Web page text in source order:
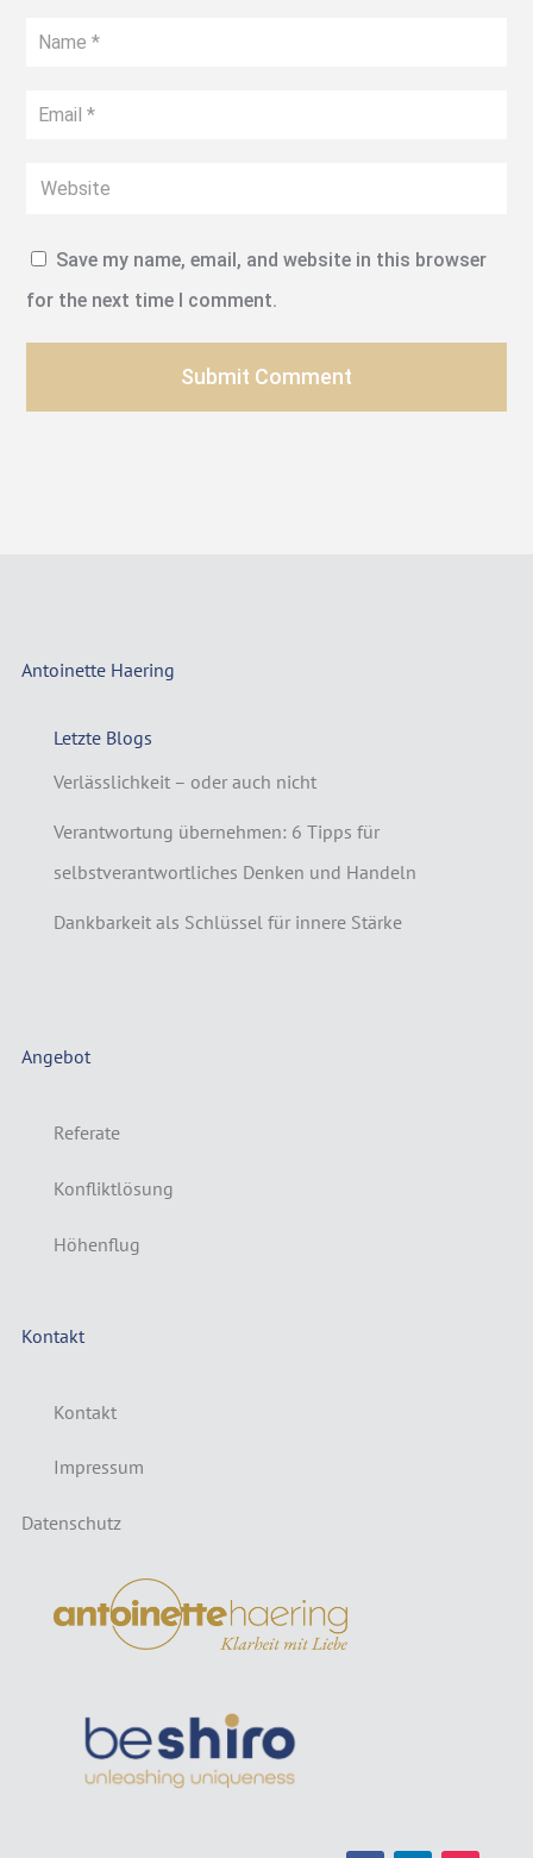
Save my name, email, and website in this browser
for the next time I comment.
Submit Comment
Antoinette Haering
Letzte Blogs
Verlässlichkeit – oder auch nicht
Verantwortung übernehmen: 6 Tipps für
selbstverantwortliches Denken und Handeln
Dankbarkeit als Schlüssel für innere Stärke
Angebot
Referate
Konfliktlösung
Höhenflug
Kontakt
Kontakt
Impressum
Datenschutz